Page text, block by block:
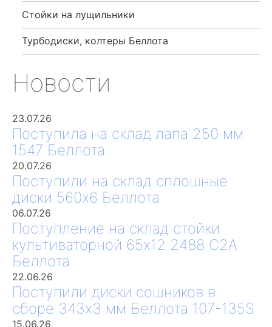
Стойки на лущильники
Турбодиски, колтеры Беллота
Новости
23.07.26
Поступила на склад лапа 250 мм
1547 Беллота
20.07.26
Поступили на склад сплошные
диски 560х6 Беллота
06.07.26
Поступление на склад стойки
культиваторной 65х12 2488 С2А
Беллота
22.06.26
Поступили диски сошников в
сборе 343х3 мм Беллота 107-135S
15.06.26